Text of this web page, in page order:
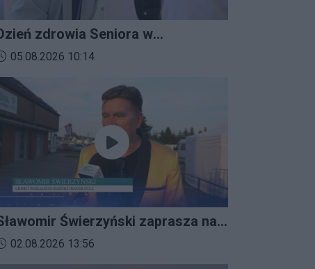
zdrowia Seniora w
dodania materiału wideo:
05.08.2026 10:14
Świerzyński zaprasza na
2026
dodania materiału wideo:
02.08.2026 13:56